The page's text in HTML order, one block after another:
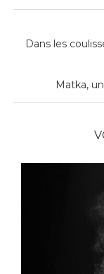
Dans les
Matka,